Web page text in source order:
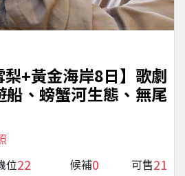
梨+黃金海岸8日】歌劇
船、螃蟹河生態、無尾
位22 候補0 可售21